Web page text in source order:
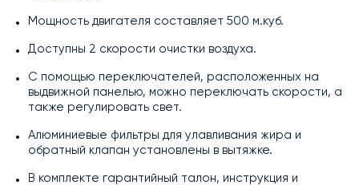
Мощность двигателя составляет 500 м.куб.
Доступны 2 скорости очистки воздуха.
С помощью переключателей, расположенных на
выдвижной панелью, можно переключать скорости, а
также регулировать свет.
Алюминиевые фильтры для улавливания жира и
обратный клапан установлены в вытяжке.
В комплекте гарантийный талон, инструкция и